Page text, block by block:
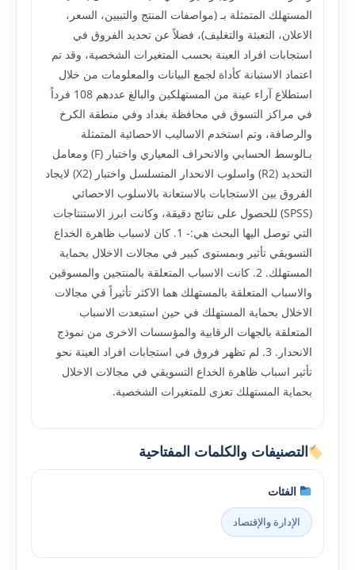
المستهلك المتمثلة بـ (مواصفات المنتج والتبيين، السعر،
الاعلان، التعبئة والتغليف)، فضلاً عن تحديد الفروق في
استجابات افراد العينة بحسب المتغيرات الشخصية، وقد تم
اعتماد الاستبانة كأداة لجمع البيانات والمعلومات من خلال
استطلاع آراء عينة من المستهلكين والبالغ عددهم 108 فرداً
في مراكز التسوق في محافظة بغداد وفي منطقة الكرخ
والرصافة، وتم استخدم الاساليب الاحصائية المتمثلة
بـالوسط الحسابي والانحراف المعياري واختبار (F) ومعامل
التحديد (R2) واسلوب الانحدار المتسلسل واختبار (X2) لايجاد
الفروق بين الاستجابات بالاستعانة بالاسلوب الاحصائي
(SPSS) للحصول على نتائج دقيقة، وكانت ابرز الاستنتاجات
التي توصل اليها البحث هي:- 1. كان لاسباب ظاهرة الخداع
التسويقي تأثير وبمستوى كبير في مجالات الاخلال بحماية
المستهلك. 2. كانت الاسباب المتعلقة بالمنتجين والمسوقين
والاسباب المتعلقة بالمستهلك هما الاكثر تأثيراً في مجالات
الاخلال بحماية المستهلك في حين استبعدت الاسباب
المتعلقة بالجهات الرقابية والمؤسسات الاخرى من نموذج
الانحدار. 3. لم تظهر فروق في استجابات افراد العينة نحو
تأثير اسباب ظاهرة الخداع التسويقي في مجالات الاخلال
بحماية المستهلك تعزى للمتغيرات الشخصية.
التصنيفات والكلمات المفتاحية
الفئات
الإدارة والإقتصاد